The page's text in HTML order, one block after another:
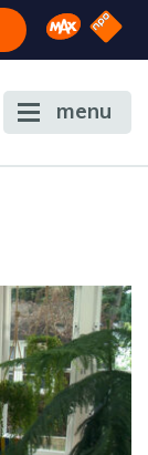
Omroep
NPO
menu